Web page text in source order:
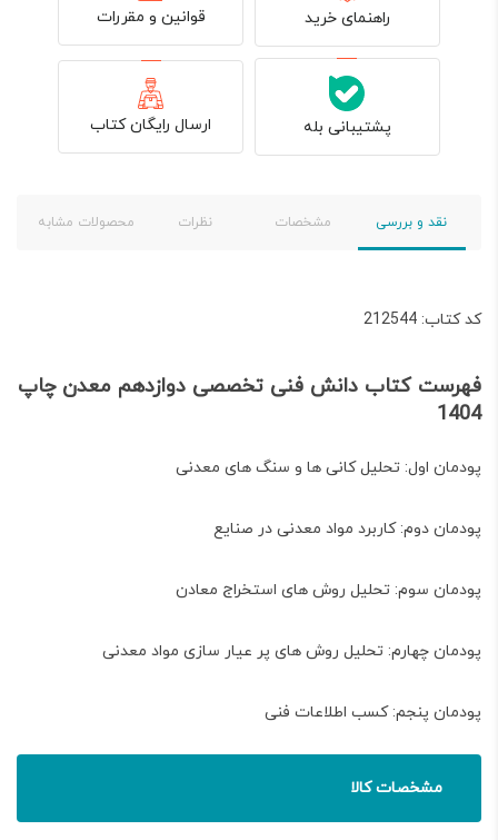
راهنمای خرید قوانین و مقررات
پشتیبانی بله ارسال رایگان کتاب
نقد و بررسی مشخصات نظرات محصولات مشابه
کد کتاب: 212544
فهرست کتاب دانش فنی تخصصی دوازدهم معدن چاپ
1404
پودمان اول: تحلیل کانی ها و سنگ های معدنی
پودمان دوم: کاربرد مواد معدنی در صنایع
پودمان سوم: تحلیل روش های استخراج معادن
پودمان چهارم: تحلیل روش های پر عیار سازی مواد معدنی
پودمان پنجم: کسب اطلاعات فنی
مشخصات کالا